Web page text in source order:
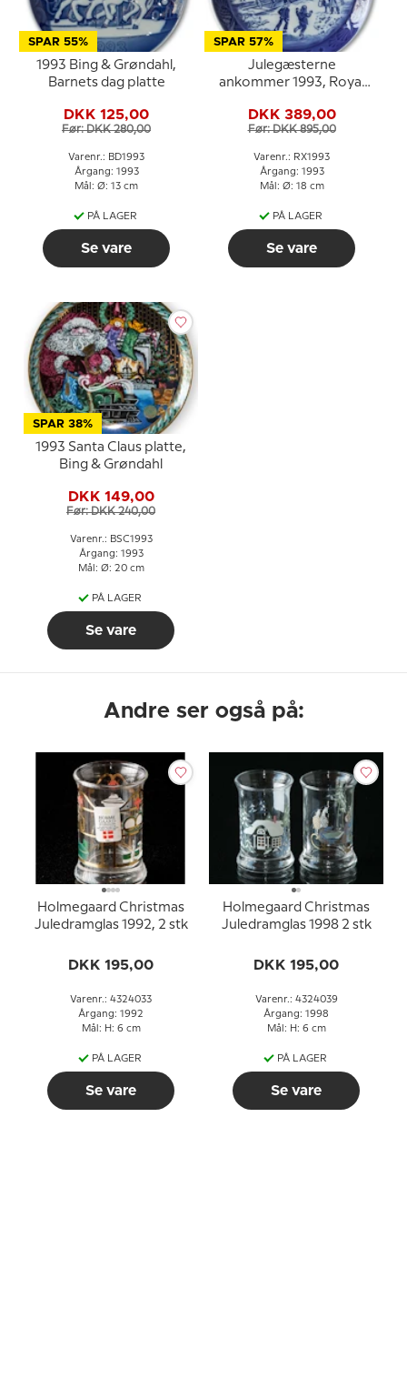
SPAR 55%
1993 Bing & Grøndahl,
Barnets dag platte
DKK 125,00
Før: DKK 280,00
Varenr.: BD1993
Årgang: 1993
Mål: Ø: 13 cm
PÅ LAGER
Se vare
SPAR 57%
Julegæsterne
ankommer 1993, Royal
DKK 389,00
Før: DKK 895,00
Varenr.: RX1993
Årgang: 1993
Mål: Ø: 18 cm
PÅ LAGER
Se vare
SPAR 38%
1993 Santa Claus platte,
Bing & Grøndahl
DKK 149,00
Før: DKK 240,00
Varenr.: BSC1993
Årgang: 1993
Mål: Ø: 20 cm
PÅ LAGER
Se vare
Andre ser også på:
Holmegaard Christmas
Juledramglas 1992, 2 stk
DKK 195,00
Varenr.: 4324033
Årgang: 1992
Mål: H: 6 cm
PÅ LAGER
Se vare
Holmegaard Christmas
Juledramglas 1998 2 stk
DKK 195,00
Varenr.: 4324039
Årgang: 1998
Mål: H: 6 cm
PÅ LAGER
Se vare